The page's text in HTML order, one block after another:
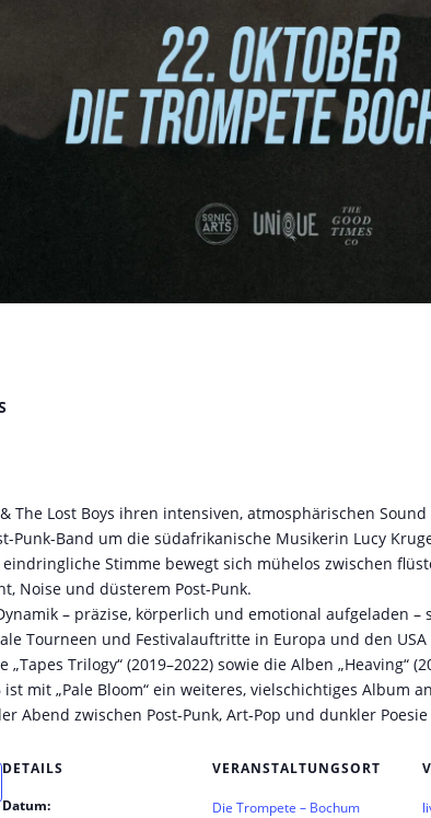
The Lost Boys ihren intensiven, atmosphärischen
Punk-Band um die südafrikanische Musikerin Lucy
Stimme bewegt sich mühelos zwischen
Noise und düsterem Post-Punk.
– präzise, körperlich und emotional aufgeladen
Tourneen und Festivalauftritte in Europa und den
Trilogy“ (2019–2022) sowie die Alben „Heaving“
mit „Pale Bloom“ ein weiteres, vielschichtiges Album
Abend zwischen Post-Punk, Art-Pop und dunkler
DETAILS
Datum:
VERANSTALTUNGSORT
Die Trompete – Bochum